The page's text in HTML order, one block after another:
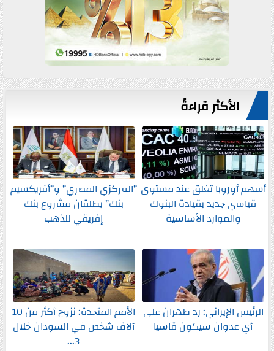
الأكثر قراءةً
أسهم أوروبا تغلق عند مستوى
قياسي جديد بقيادة البنوك
والموارد الأساسية
”المركزي المصري” و”أفريكسيم
بنك” يطلقان مشروع بنك
إفريقي للذهب
الرئيس الإيراني: رد طهران على
أي عدوان سيكون قاسيا
الأمم المتحدة: نزوح أكثر من 10
آلاف شخص في السودان خلال
3...